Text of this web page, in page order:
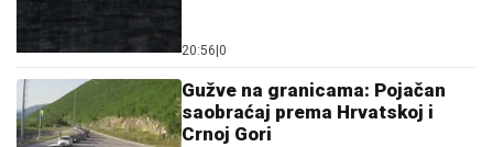
20:56 0
Gužve na granicama: Pojačan
saobraćaj prema Hrvatskoj i
Crnoj Gori